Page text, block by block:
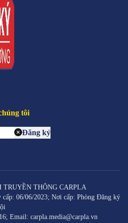
tôi
Đăng ký
TRUYỀN THÔNG CARPLA
06/06/2023; Nơi cấp: Phòng Đăng ký
Email: carpla.media@carpla.vn